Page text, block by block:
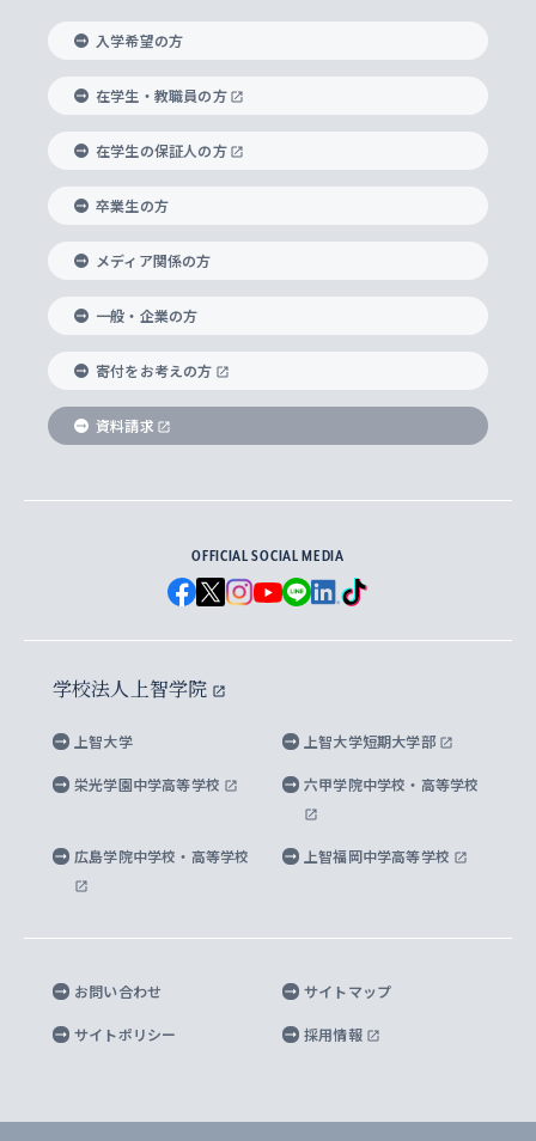
経済学部
外国語学部
総合グローバル学部
国際教養学部
理工学部
Futures） – 持続可能な未来を考える６学科連携
キリスト教人間学
身体知
思考と表現
データサイエンス
言語教育研究センター
上智大学のグローバル教育
グローバル教育センター
上智大学で学ぶ
海外で学ぶ
学びのサポート
大学院
神学研究科
実践宗教学研究科
総合人間科学研究科
経済学研究科
グローバル・スタディーズ研究科
助産学専攻科
生涯学習
国際言語情報研究所
グローバル・コンサーン研究所
比較文化研究所
ヨーロッパ研究所
アジア文化研究所
アメリカ・カナダ研究所
メディア・ジャーナリズム研究所
水稀少社会研究センター
先進機械・構造材料イノベーションセンター
マイクロ波サイエンス研究センター
知的財産
研究支援制度
重点領域研究・自由課題研究
研究活動に関する法令・研究費の使用について
課外教育プログラム
ボランティア活動
グローバルな学びのコミュニティ
学生の相談窓口
心身の健康相談
ハラスメント防止の取り組み
障がいのある学生への支援
キャリア形成サポート
キャリア形成支援プログラム
就職（内定先）・進路統計
企業の採用ご担当者様へのご案内
住まいのサポート
入れの方針）
科目等履修生
研究生・外国人特別研究生・国費留学生
交換留学生(海外大学から上智大学で学ぶ)
ノンディグリー生
Sophia Short-term Program受講生
学費・奨学金
学部入学前に出願する奨学金
国による高等教育の修学支援新制度
大学院生対象の奨学金
海外留学する際の費用と奨学金
理事長・学長メッセージ
学長・副学長紹介
上智大学の精神
上智大学の理念
上智大学の沿革
ソフィア・アーカイブズ
上智大学とカトリック
グローバルエンゲージメント
上智大学を訪れた世界の知性
国連Weeks・アフリカWeeks
ダイバーシティ＆サステナビリティへの取り組み
上智大学公式ソーシャルメディア
学校法人上智学院について
数字で見る上智大学
上智大学のネットワーク
父母・保証人とのネットワーク
学外とのネットワーク
上智大学大学案内・大学院案内
英文広報誌 SOPHIA magazine
上智大学のビジュアル・アイデンティティ
上智大学ビジュアル・アイデンティティ
上智大学校歌 ・上智大学学生歌
上智大学への取材・キャンパスでの撮影について
上智大学の公開情報
上智大学の教育研究活動等の情報公表
内部質保証と自己点検・評価
キャンパス案内
四谷キャンパス 施設紹介
キャンパスへのアクセス
海外拠点
教職協働の取り組み
プライバシーポリシー
入学希望の方
在学生・教職員の方
在学生の保証人の方
卒業生の方
メディア関係の方
一般・企業の方
寄付をお考えの方
資料請求
OFFICIAL SOCIAL MEDIA
学校法人上智学院
上智大学 上智大学短期大学部
栄光学園中学高等学校 六甲学院中学校・高等学校
広島学院中学校・高等学校 上智福岡中学高等学校
お問い合わせ サイトマップ
サイトポリシー 採用情報